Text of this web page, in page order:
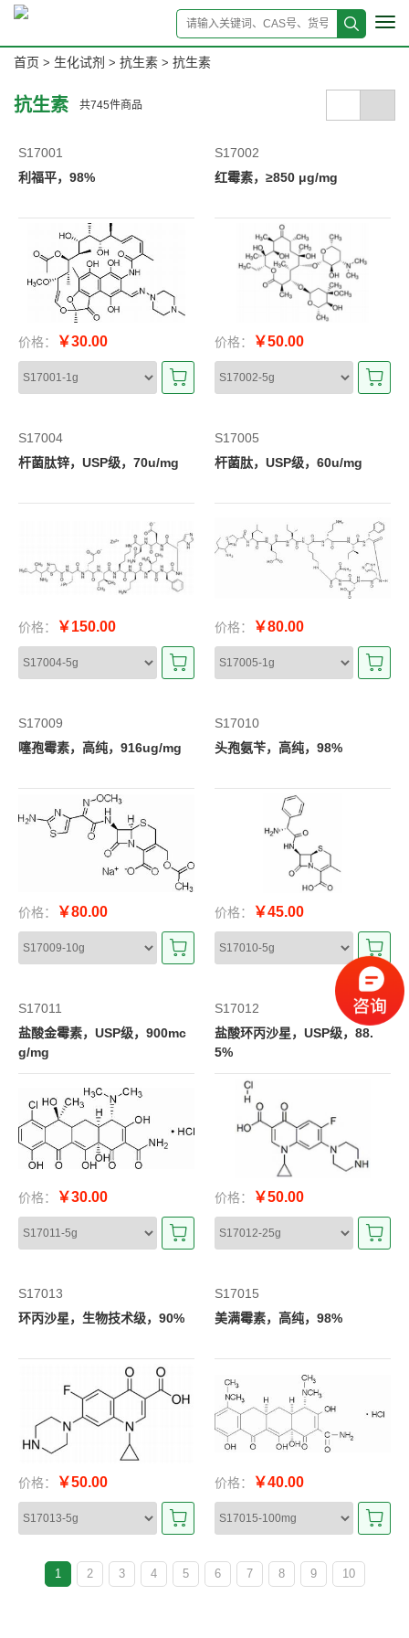
首页 > 生化试剂 > 抗生素 > 抗生素
抗生素 共745件商品
S17001
利福平，98%
价格： ￥30.00
S17002
红霉素，≥850 μg/mg
价格： ￥50.00
S17004
杆菌肽锌，USP级，70u/mg
价格： ￥150.00
S17005
杆菌肽，USP级，60u/mg
价格： ￥80.00
S17009
噻孢霉素，高纯，916ug/mg
价格： ￥80.00
S17010
头孢氨苄，高纯，98%
价格： ￥45.00
S17011
盐酸金霉素，USP级，900mc
g/mg
价格： ￥30.00
S17012
盐酸环丙沙星，USP级，88.
5%
价格： ￥50.00
S17013
环丙沙星，生物技术级，90%
价格： ￥50.00
S17015
美满霉素，高纯，98%
价格： ￥40.00
1 2 3 4 5 6 7 8 9 10